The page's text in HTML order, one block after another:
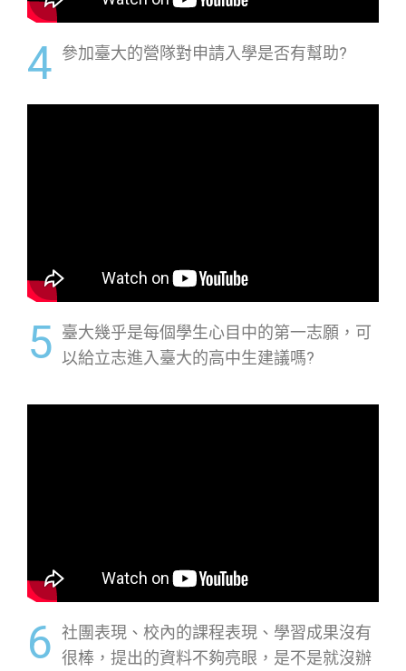
4 參加臺大的營隊對申請入學是否有幫助?
5 臺大幾乎是每個學生心目中的第一志願，可
以給立志進入臺大的高中生建議嗎?
6 社團表現、校內的課程表現、學習成果沒有
很棒，提出的資料不夠亮眼，是不是就沒辦